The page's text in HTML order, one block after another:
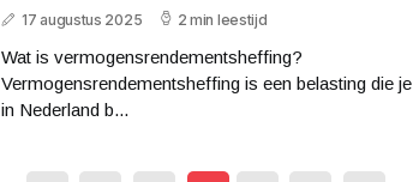
17 augustus 2025 2 min leestijd
Wat is vermogensrendementsheffing?
Vermogensrendementsheffing is een belasting die je
in Nederland b...